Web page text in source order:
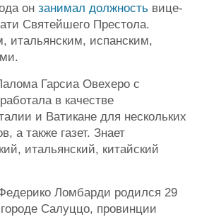
он занимал должность вице-
Святейшего Престола.
итальянским, испанским,
Гарсиа Овехеро с
в качестве
и Ватикане для нескольких
а также газет. Знает
итальянский, китайский
Ломбарди родился 29
городе Салуццо, провинции